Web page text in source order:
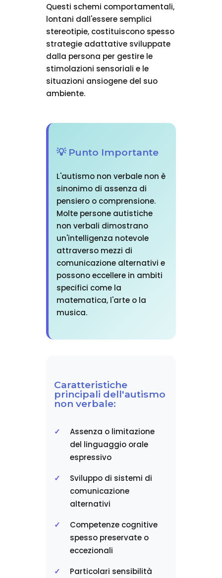
Questi schemi comportamentali,
lontani dall'essere semplici
stereotipie, costituiscono spesso
strategie adattative sviluppate
dalla persona per gestire le
stimolazioni sensoriali e le
situazioni ansiogene del suo
ambiente.
💡 Punto Importante
L'autismo non verbale non è
sinonimo di assenza di
pensiero o comprensione.
Molte persone autistiche
non verbali dimostrano
un'intelligenza notevole
attraverso mezzi di
comunicazione alternativi e
possono eccellere in ambiti
specifici come la
matematica, l'arte o la
musica.
Caratteristiche
principali dell'autismo
non verbale:
Assenza o limitazione
del linguaggio orale
espressivo
Sviluppo di sistemi di
comunicazione
alternativi
Competenze cognitive
spesso preservate o
eccezionali
Particolari sensibilità